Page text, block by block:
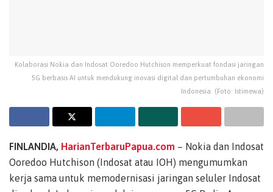
Kolaborasi Nokia dan Indosat Ooredoo Hutchison memperkuat fondasi jaringan
5G berbasis AI untuk mendukung inovasi digital dan pertumbuhan ekonomi
Indonesia. (Foto: Istimewa)
FINLANDIA, HarianTerbaruPapua.com – Nokia dan Indosat
Ooredoo Hutchison (Indosat atau IOH) mengumumkan
kerja sama untuk memodernisasi jaringan seluler Indosat